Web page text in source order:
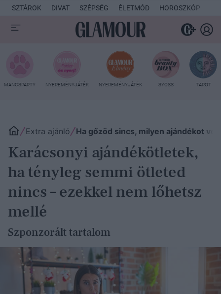
SZTÁROK DIVAT SZÉPSÉG ÉLETMÓD HOROSZKÓP
MANCSPARTY NYEREMÉNYJÁTÉK NYEREMÉNYJÁTÉK SYOSS TAROT
Extra ajánló Ha gőzöd sincs, milyen ajándékot
Karácsonyi ajándékötletek,
ha tényleg semmi ötleted
nincs – ezekkel nem lőhetsz
mellé
Szponzorált tartalom